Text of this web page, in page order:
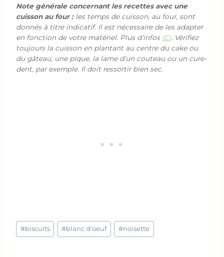
Note générale concernant les recettes avec une
cuisson au four :les temps de cuisson, au four, sont
donnés à titre indicatif. Il est nécessaire de les adapter
en fonction de votre matériel. Plus d’infos ICI. Vérifiez
toujours la cuisson en plantant au centre du cake ou
du gâteau, une pique, la lame d’un couteau ou un cure-
dent, par exemple. Il doit ressortir bien sec.
Étiquettes
de
#biscuits #blanc d'oeuf #noisette